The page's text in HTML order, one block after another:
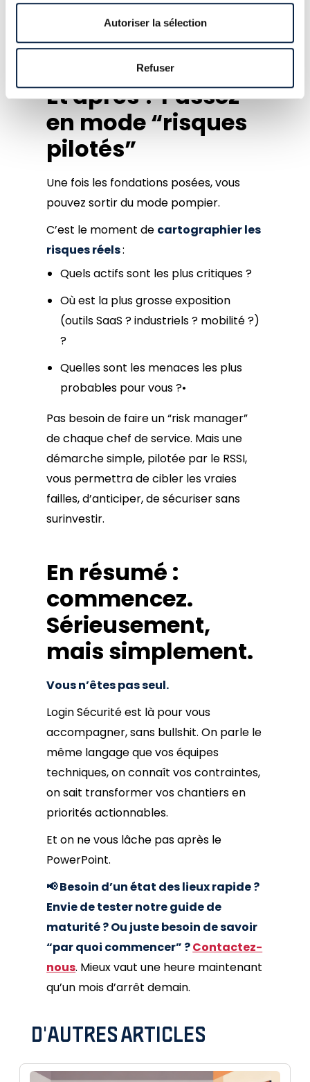
Autoriser la sélection
Refuser
C’est là que la cybersécurité devient
une priorité pour le Comex.
Et après ? Passez
en mode “risques
pilotés”
Une fois les fondations posées, vous
pouvez sortir du mode pompier.
C’est le moment de cartographier les
risques réels:
Quels actifs sont les plus critiques ?
Où est la plus grosse exposition
(outils SaaS ? industriels ? mobilité ?)
?
Quelles sont les menaces les plus
probables pour vous ?•
Pas besoin de faire un “risk manager”
de chaque chef de service. Mais une
démarche simple, pilotée par le RSSI,
vous permettra de cibler les vraies
failles, d’anticiper, de sécuriser sans
surinvestir.
En résumé :
commencez.
Sérieusement,
mais simplement.
Vous n’êtes pas seul.
Login Sécurité est là pour vous
accompagner, sans bullshit. On parle le
même langage que vos équipes
techniques, on connaît vos contraintes,
on sait transformer vos chantiers en
priorités actionnables.
Et on ne vous lâche pas après le
PowerPoint.
📢 Besoin d’un état des lieux rapide ?
Envie de tester notre guide de
maturité ? Ou juste besoin de savoir
“par quoi commencer” ?Contactez-
nous. Mieux vaut une heure maintenant
qu’un mois d’arrêt demain.
D'AUTRES ARTICLES